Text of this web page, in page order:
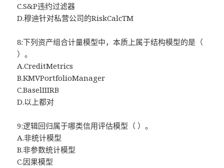
C.S&P违约过滤器
D.穆迪针对私营公司的RiskCalcTM
8:下列资产组合计量模型中，本质上属于结构模型的是（
）。
A.CreditMetrics
B.KMVPortfolioManager
C.BaselIIIRB
D.以上都对
9:逻辑回归属于哪类信用评估模型（ ）。
A.非统计模型
B.非参数统计模型
C.因果模型